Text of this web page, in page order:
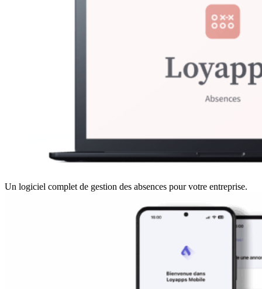
Un logiciel complet de gestion des absences pour votre entreprise.